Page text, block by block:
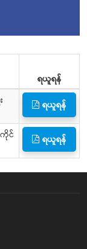
ရယူရန်
ရယူရန်
ကိုင်
ရယူရန်